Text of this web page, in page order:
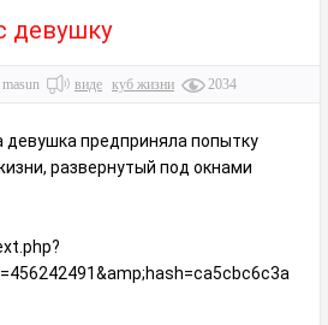
девушку
masun виде куб жизни 2034
девушка предприняла попытку
развернутый под окнами